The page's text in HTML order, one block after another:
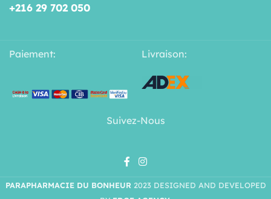
+216 29 702 050
Paiement: Livraison:
Suivez-Nous
PARAPHARMACIE DU BONHEUR 2023 DESIGNED AND DEVELOPED